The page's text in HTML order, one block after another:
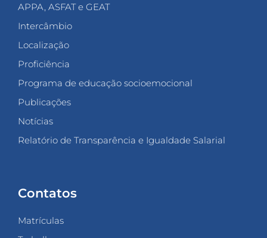
APPA, ASFAT e GEAT
Intercâmbio
Localização
Proficiência
Programa de educação socioemocional
Publicações
Notícias
Relatório de Transparência e Igualdade Salarial
Contatos
Matrículas